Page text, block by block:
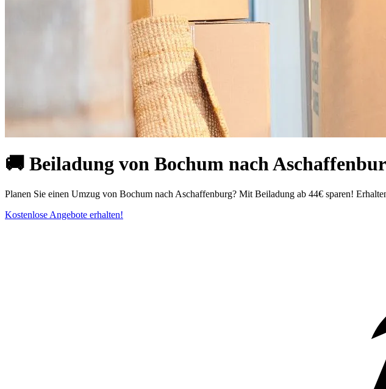
🚚 Beiladung von Bochum nach
Planen Sie einen Umzug von Bochum nach Aschaffenburg? Mit Beiladung ab 44€ sparen!
Kostenlose Angebote erhalten!